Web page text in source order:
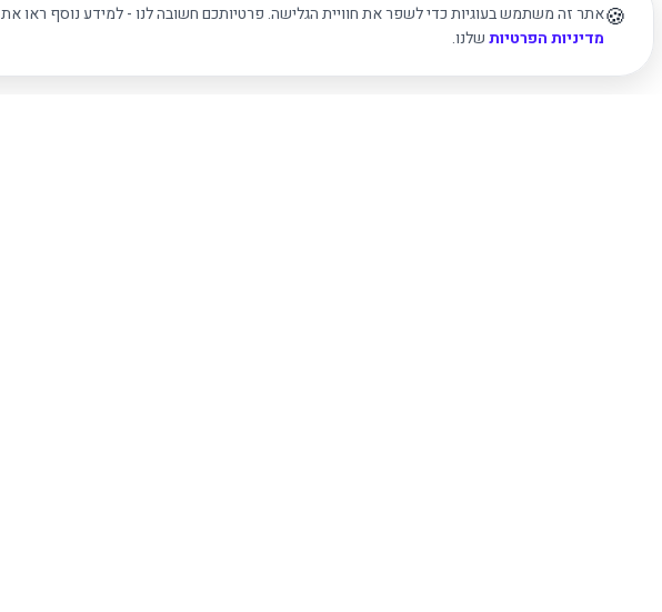
🍪אתר זה משתמש בעוגיות כדי לשפר את חוויית הגלישה. פרטיותכם חשובה לנו - למידע נוסף ראו את
מדיניות הפרטיותשלנו.